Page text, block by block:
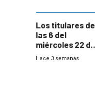
Los titulares de
las 6 del
miércoles 22 de
julio de 2026
Hace 3 semanas